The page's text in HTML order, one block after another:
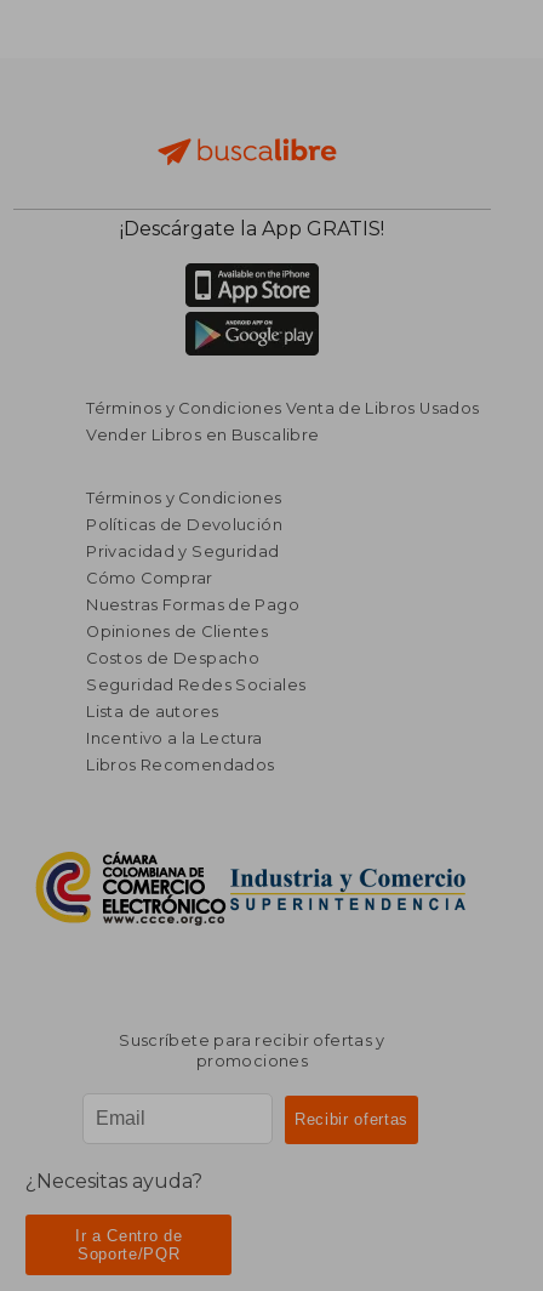
¡Descárgate la App GRATIS!
Términos y Condiciones Venta de Libros Usados
Vender Libros en Buscalibre
Términos y Condiciones
Políticas de Devolución
Privacidad y Seguridad
Cómo Comprar
Nuestras Formas de Pago
Opiniones de Clientes
Costos de Despacho
Seguridad Redes Sociales
Lista de autores
Incentivo a la Lectura
Libros Recomendados
Suscríbete para recibir ofertas y
promociones
¿Necesitas ayuda?
Ir a Centro de
Soporte/PQR